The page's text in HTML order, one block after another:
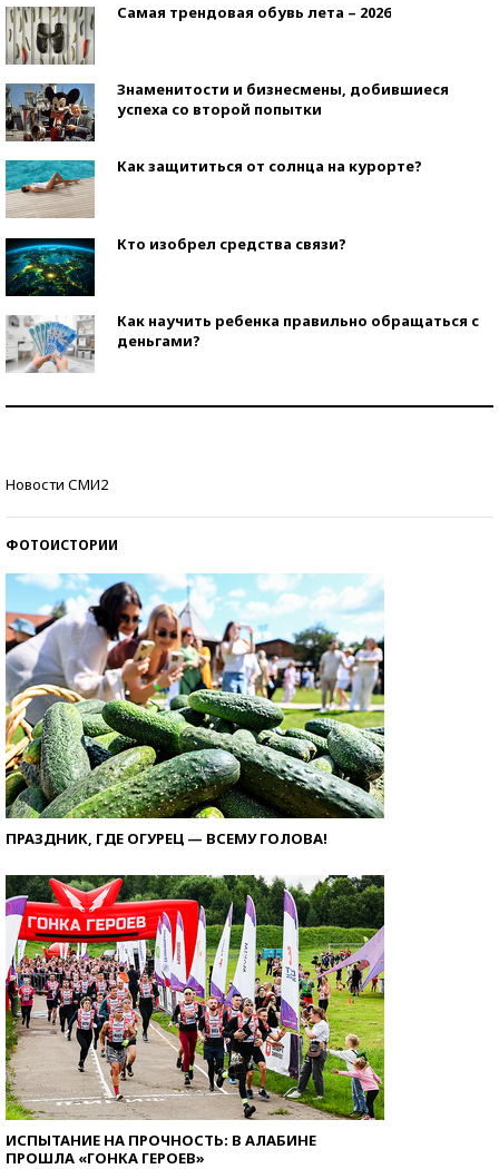
Самая трендовая обувь лета – 2026
Знаменитости и бизнесмены, добившиеся
успеха со второй попытки
Как защититься от солнца на курорте?
Кто изобрел средства связи?
Как научить ребенка правильно обращаться с
деньгами?
Новости СМИ2
ФОТОИСТОРИИ
ПРАЗДНИК, ГДЕ ОГУРЕЦ — ВСЕМУ ГОЛОВА!
ИСПЫТАНИЕ НА ПРОЧНОСТЬ: В АЛАБИНЕ
ПРОШЛА «ГОНКА ГЕРОЕВ»